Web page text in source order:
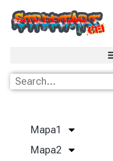
Mapa1
Mapa2